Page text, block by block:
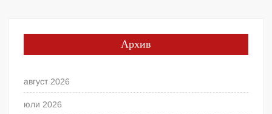
Архив
август 2026
юли 2026